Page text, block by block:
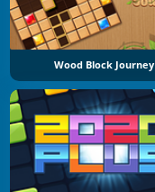
Wood Block Journey